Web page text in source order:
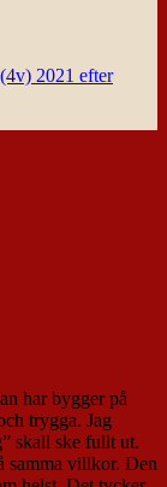
2021 efter
har bygger på
trygga. Jag
skall ske fullt ut.
samma villkor. Den